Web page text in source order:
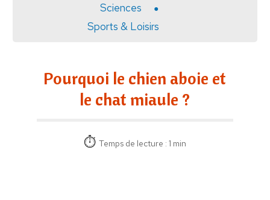
Sciences
Sports & Loisirs
Pourquoi le chien aboie et
le chat miaule ?
Temps de lecture : 1 min